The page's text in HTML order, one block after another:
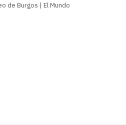
de Burgos | El Mundo